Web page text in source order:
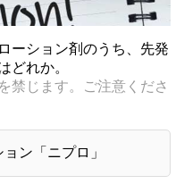
ーション剤のうち、先発
どれか。
禁じます。ご注意くださ
ン「ニプロ」